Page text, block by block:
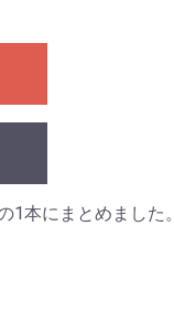
1本にまとめました。